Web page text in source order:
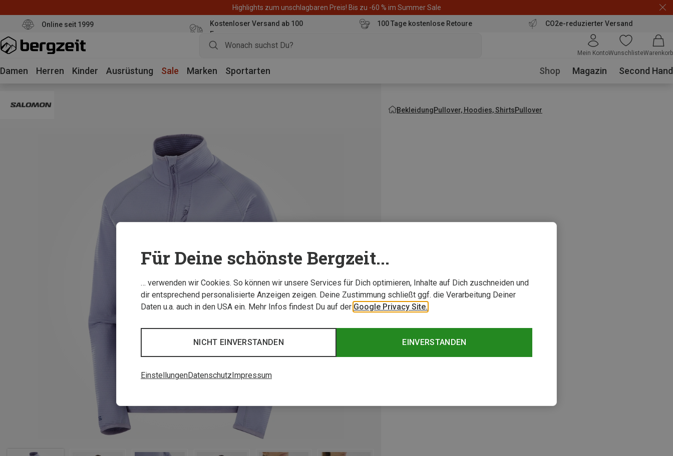
Highlights zum unschlagbaren Preis! Bis zu -60 % im Summer Sale
Online seit 1999
Kostenloser Versand ab 100
Euro
100 Tage kostenlose Retoure CO2e-reduzierter Versand
Mein KontoWunschlisteWarenkorb
Damen Herren Kinder Ausrüstung Sale Marken Sportarten Shop Magazin Second Hand
BekleidungPullover, Hoodies, ShirtsPullover
Für Deine schönste Bergzeit...
… verwenden wir Cookies. So können wir unsere Services für Dich optimieren, Inhalte auf Dich zuschneiden und
dir entsprechend personalisierte Anzeigen zeigen. Deine Zustimmung schließt ggf. die Verarbeitung Deiner
Daten u.a. auch in den USA ein. Mehr Infos findest Du auf der Google Privacy Site.
EINVERSTANDEN
NICHT EINVERSTANDEN
EinstellungenDatenschutzImpressum